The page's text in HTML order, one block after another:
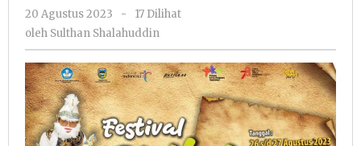
untuk
Pelajar
se-
Pacitan
20 Agustus 2023
oleh
Sulthan
-
17 Dilihat
oleh Sulthan Shalahuddin